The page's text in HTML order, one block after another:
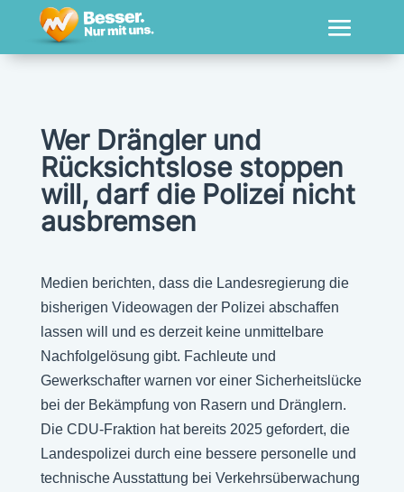
Wer Drängler und
Rücksichtslose stoppen
will, darf die Polizei nicht
ausbremsen
Medien berichten, dass die Landesregierung die
bisherigen Videowagen der Polizei abschaffen
lassen will und es derzeit keine unmittelbare
Nachfolgelösung gibt. Fachleute und
Gewerkschafter warnen vor einer Sicherheitslücke
bei der Bekämpfung von Rasern und Dränglern.
Die CDU-Fraktion hat bereits 2025 gefordert, die
Landespolizei durch eine bessere personelle und
technische Ausstattung bei Verkehrsüberwachung